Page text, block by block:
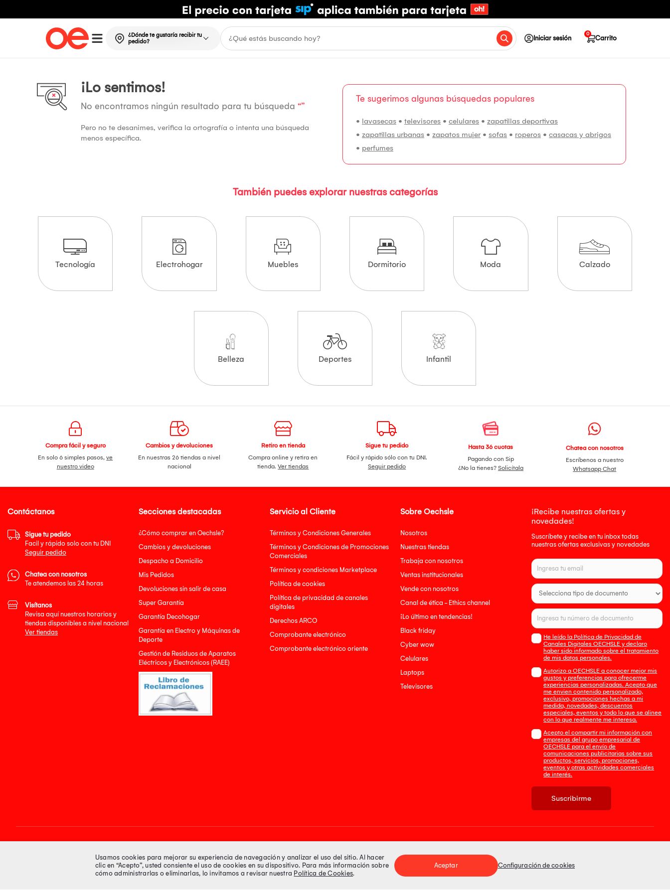
¿Dónde te gustaría recibir tu
pedido?
Iniciar sesión Carrito
0
¡Lo sentimos!
No encontramos ningún resultado para tu búsqueda “”
Pero no te desanimes, verifica la ortografía o intenta una búsqueda
menos específica.
Te sugerimos algunas búsquedas populares
• lavasecas • televisores • celulares • zapatillas deportivas
• zapatillas urbanas • zapatos mujer • sofas • roperos • casacas y abrigos
• perfumes
También puedes explorar nuestras categorías
Tecnología Electrohogar Muebles Dormitorio Moda Calzado
Belleza Deportes Infantil
Compra fácil y seguro
En solo 6 simples pasos,ve
nuestro video
Cambios y devoluciones
En nuestras 26 tiendas a nivel
nacional
Retiro en tienda
Compra online y retira en
tienda.Ver tiendas
Sigue tu pedido
Fácil y rápido sólo con tu DNI.
Seguir pedido
Hasta 36 cuotas
Pagando con Sip
¿No la tienes? Solicítala
Chatea con nosotros
Escríbenos a nuestro
Whatsapp Chat
Secciones destacadas
¿Cómo comprar en Oechsle?
Cambios y devoluciones
Despacho a Domicilio
Mis Pedidos
Devoluciones sin salir de casa
Super Garantía
Garantía Decohogar
Garantía en Electro y Máquinas de
Deporte
Gestión de Residuos de Aparatos
Eléctricos y Electrónicos (RAEE)
Servicio al Cliente
Términos y Condiciones Generales
Términos y Condiciones de Promociones
Comerciales
Términos y condiciones Marketplace
Política de cookies
Política de privacidad de canales
digitales
Derechos ARCO
Comprobante electrónico
Comprobante electrónico oriente
Sobre Oechsle
Nosotros
Nuestras tiendas
Trabaja con nosotros
Ventas institucionales
Vende con nosotros
Canal de ética - Ethics channel
¡Lo último en tendencias!
Black friday
Cyber wow
Celulares
Laptops
Televisores
¡Recibe nuestras ofertas y
novedades!
Suscríbete y recibe en tu inbox todas
nuestras ofertas exclusivas y novedades
He leído la Política de Privacidad de
Canales Digitales OECHSLE y declaro
haber sido informado sobre el tratamiento
de mis datos personales.
Autorizo a OECHSLE a conocer mejor mis
gustos y preferencias para ofrecerme
experiencias personalizadas. Acepto que
me envien contenido personalizado,
exclusivo, promociones hechas a mi
medida, novedades, descuentos
especiales, eventos y todo lo que se alinee
con lo que realmente me interesa.
Acepto el compartir mi información con
empresas del grupo empresarial de
OECHSLE para el envío de
comunicaciones publicitarias sobre sus
productos, servicios, promociones,
eventos y otras actividades comerciales
de interés.
Suscribirme
Contáctanos
Sigue tu pedido
Facil y rápido solo con tu DNI
Seguir pedido
Chatea con nosotros
Te atendemos las 24 horas
Visítanos
Revisa aquí nuestros horarios y
tiendas disponibles a nivel nacional
Ver tiendas
Síguenos en Medios de pago Tienda 100% Segura
Usamos cookies para mejorar su experiencia de navegación y analizar el uso del sitio. Al hacer
clic en “Acepto”, usted consiente el uso de cookies en su dispositivo. Para más información sobre
cómo administrarlas o eliminarlas, lo invitamos a revisar nuestra Política de Cookies.
Aceptar Configuración de cookies